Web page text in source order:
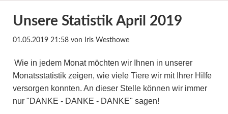
Unsere Statistik April 2019
01.05.2019 21:58von Iris Westhowe
Wie in jedem Monat möchten wir Ihnen in unserer
Monatsstatistik zeigen, wie viele Tiere wir mit Ihrer Hilfe
versorgen konnten. An dieser Stelle können wir immer
nur "DANKE - DANKE - DANKE" sagen!